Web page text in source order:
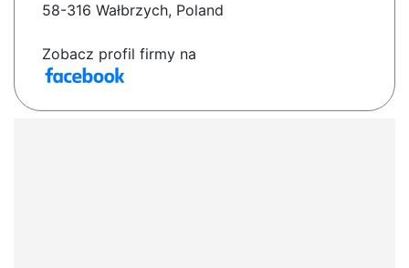
58-316 Wałbrzych, Poland
Zobacz profil firmy na